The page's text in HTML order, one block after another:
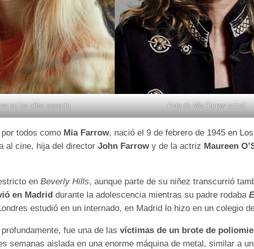
en los años sesenta Foto de Mía Farrow actual
todos como Mia Farrow, nació el 9 de febrero de 1945 en
al cine, hija del director John Farrow y de la actriz Maureen
en Beverly Hills, aunque parte de su niñez transcurrió
en Madrid durante la adolescencia mientras su padre rodaba
estudió en un internado, en Madrid lo hizo en un colegio
fue una de las víctimas de un brote de
semanas aislada en una enorme máquina de metal, similar a